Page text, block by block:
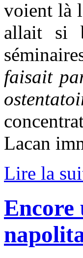
voient là
allait si
faisait
Lacan
Lire la
Encore